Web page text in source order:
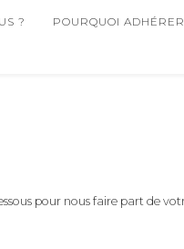
? POURQUOI
pour nous faire part de